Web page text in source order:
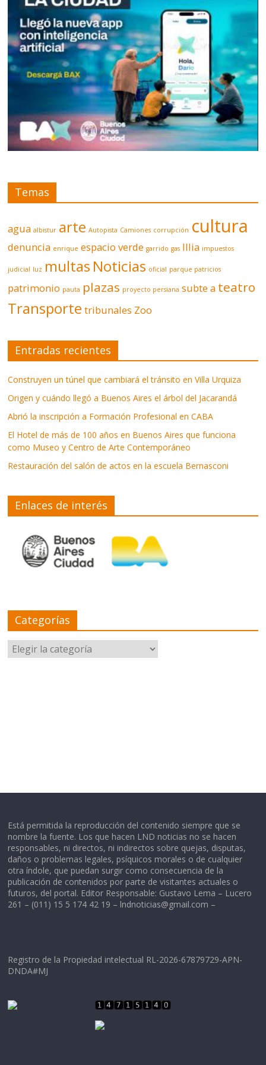
Temas
agua albistur arte Autopista Camiones corrupción cultura
denuncia enrique espacio verde garrido gas Illia impuestos
judicial luz multas Noticias oficial parque patricios
patrimonio pauta plazas proyecto persiana subte a teatro
Transporte tribunales Zoo
Entradas recientes
Construyen un túnel que cambiará el tránsito en Villa Urquiza
Origen y cuándo llegó a Buenos Aires el árbol del Jacarandá
Abrió la inscripción a Formación Profesional en CABA
El Hotel de más de 100 años en Buenos Aires que funciona
como Museo y Centro de Arte Contemporáneo
Restauración del salón de actos en la escuela Bernasconi
Enlaces de interés
Categorías
Categorías
Está permitida la reproducción del contenido siempre que se
nombre la fuente. Los que hacen LND noticias no se hacen
responsables, ni directos, ni indirectos sobre quejas, disputas,
daños o problemas legales, psíquicos morales o de cualquier
otra índole, que puedan surgir como consecuencia de la
publicación de contenidos por parte de visitantes actuales o
futuros, del portal. Editor Responsable: Gustavo Lema – Lucero
261 – (011) 15 5 174 42 19 – lndnoticias@gmail.com –
Registro de la Propiedad intelectual RL-2026-67879729-APN-
DNDA#MJ